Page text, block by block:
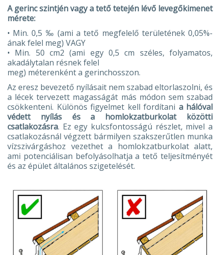
A gerinc szintjén vagy a tető tetején lévő levegőkimenet
mérete:
• Min. 0,5 ‰ (ami a tető megfelelő területének 0,05%-
ának felel meg) VAGY
• Min. 50 cm2 (ami egy 0,5 cm széles, folyamatos,
akadálytalan résnek felel
meg) méterenként a gerinchosszon.
Az eresz bevezető nyílásait nem szabad eltorlaszolni, és
a lécek tervezett magasságát más módon sem szabad
csökkenteni. Különös figyelmet kell fordítani a hálóval
védett nyílás és a homlokzatburkolat közötti
csatlakozásra. Ez egy kulcsfontosságú részlet, mivel a
csatlakozásnál végzett bármilyen szakszerűtlen munka
vízszivárgáshoz vezethet a homlokzatburkolat alatt,
ami potenciálisan befolyásolhatja a tető teljesítményét
és az épület általános szigetelését.